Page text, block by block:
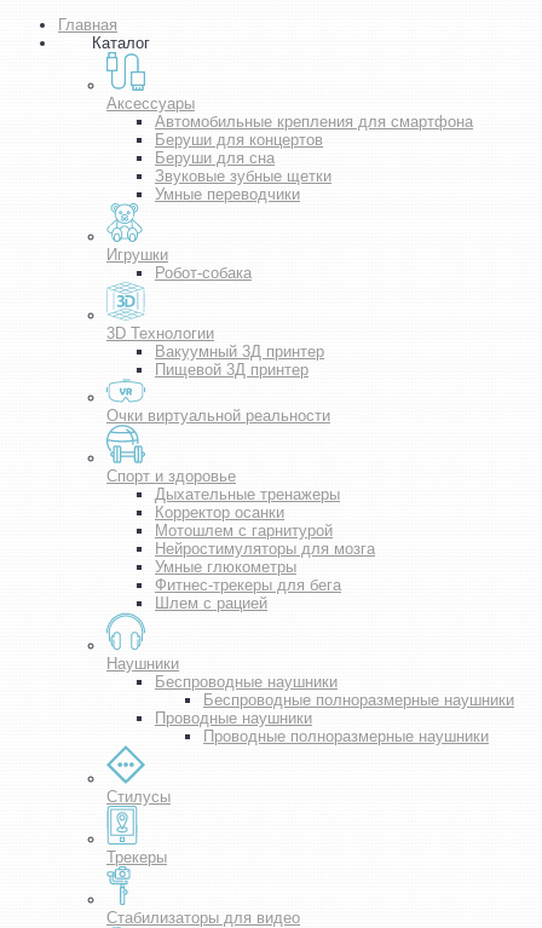
Главная
Каталог
Аксессуары
Автомобильные крепления для смартфона
Беруши для концертов
Беруши для сна
Звуковые зубные щетки
Умные переводчики
Игрушки
Робот-собака
3D Технологии
Вакуумный 3Д принтер
Пищевой 3Д принтер
Очки виртуальной реальности
Спорт и здоровье
Дыхательные тренажеры
Корректор осанки
Мотошлем с гарнитурой
Нейростимуляторы для мозга
Умные глюкометры
Фитнес-трекеры для бега
Шлем с рацией
Наушники
Беспроводные наушники
Беспроводные полноразмерные наушники
Проводные наушники
Проводные полноразмерные наушники
Стилусы
Трекеры
Стабилизаторы для видео